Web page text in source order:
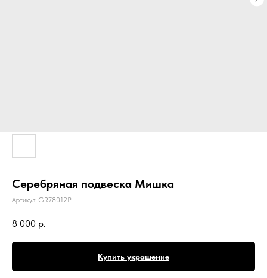
Серебряная подвеска Мишка
Артикул: GR78012P
8 000 р.
Купить украшение